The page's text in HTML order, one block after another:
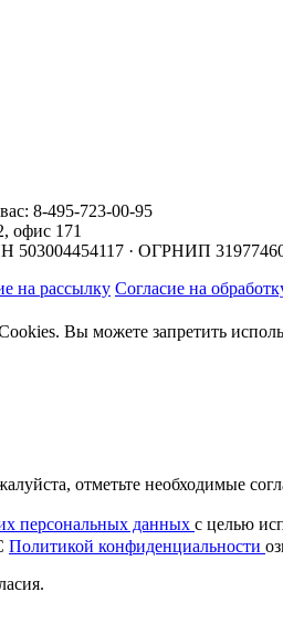
8-495-723-00-95
офис 171
· ОГРНИП
на рассылку Согласие на
Вы можете запретить
отметьте необходимые
персональных данных с целью
Политикой конфиденциальности